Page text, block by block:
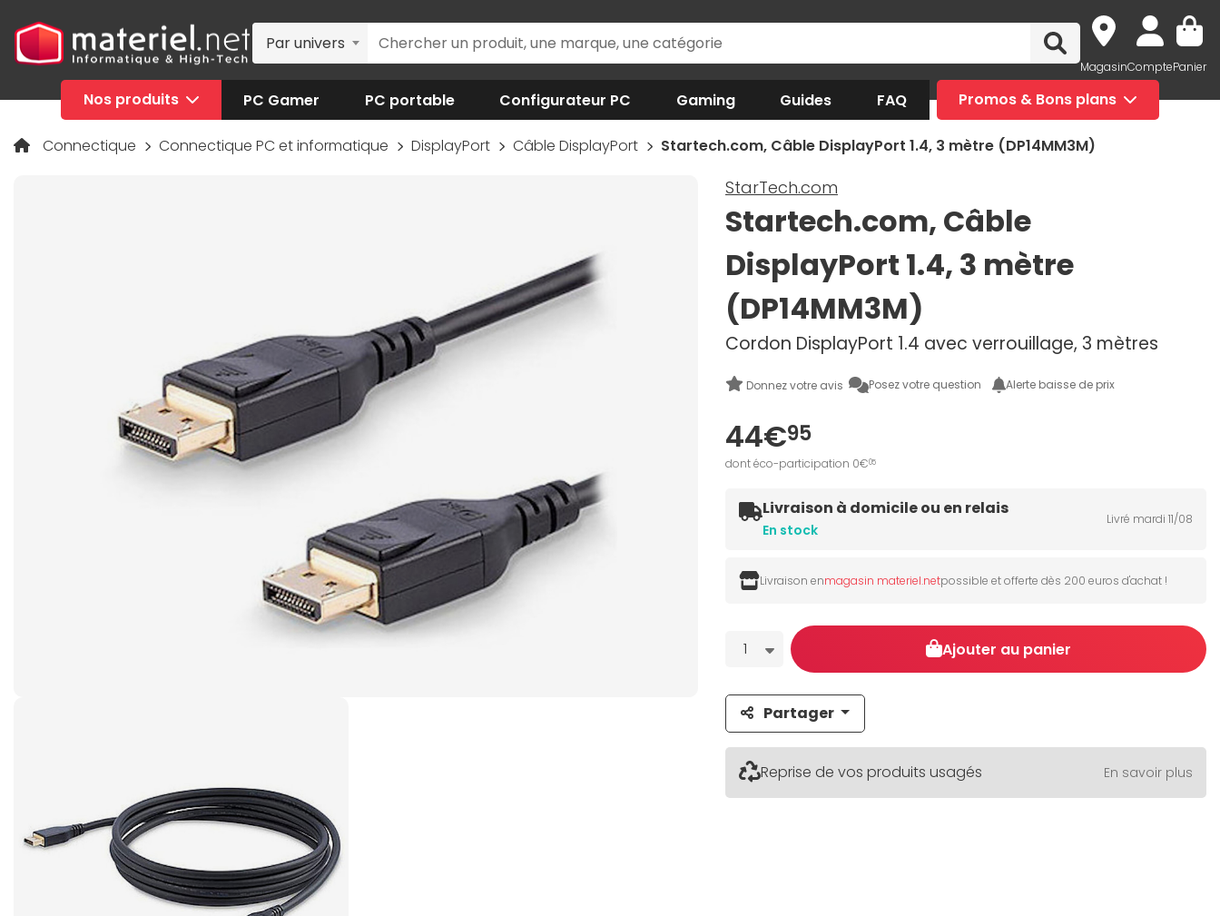
Par univers
MagasinComptePanier
Nos produits PC Gamer PC portable Configurateur PC Gaming Guides FAQ Promos & Bons plans
Connectique Connectique PC et informatique DisplayPort Câble DisplayPort Startech.com, Câble DisplayPort 1.4, 3 mètre (DP14MM3M)
StarTech.com
Startech.com, Câble
DisplayPort 1.4, 3 mètre
(DP14MM3M)
Cordon DisplayPort 1.4 avec verrouillage, 3 mètres
Donnez votre avis Posez votre question Alerte baisse de prix
44€95
dont éco-participation 0€05
Livraison à domicile ou en relais
En stock
Livré mardi 11/08
Livraison enmagasin materiel.netpossible et offerte dès 200 euros d'achat !
Quantité
1 Ajouter au panier
Partager
Reprise de vos produits usagés En savoir plus